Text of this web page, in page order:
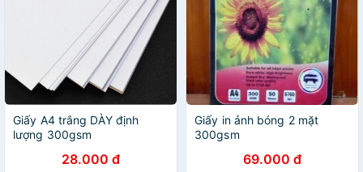
Giấy A4 trắng DÀY định
lượng 300gsm
28.000 đ
Giấy in ảnh bóng 2 mặt
300gsm
69.000 đ